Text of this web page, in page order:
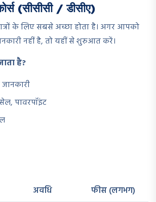
(सीसीसी / डीसीए)
के लिए सबसे अच्छा होता है। अगर आपको
नहीं है, तो यहीं से शुरुआत करें।
है?
पावरपॉइंट
अवधि
फीस (लगभग)